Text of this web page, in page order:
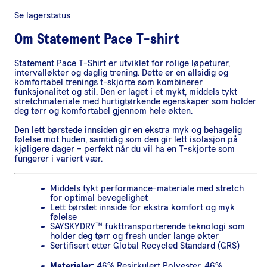
Se lagerstatus
Om Statement Pace T-shirt
Statement Pace T-Shirt er utviklet for rolige løpeturer,
intervalløkter og daglig trening. Dette er en allsidig og
komfortabel trenings t-skjorte som kombinerer
funksjonalitet og stil. Den er laget i et mykt, middels tykt
stretchmateriale med hurtigtørkende egenskaper som holder
deg tørr og komfortabel gjennom hele økten.
Den lett børstede innsiden gir en ekstra myk og behagelig
følelse mot huden, samtidig som den gir lett isolasjon på
kjøligere dager – perfekt når du vil ha en T-skjorte som
fungerer i variert vær.
Middels tykt performance-materiale med stretch
for optimal bevegelighet
Lett børstet innside for ekstra komfort og myk
følelse
SAYSKYDRY™ fukttransporterende teknologi som
holder deg tørr og fresh under lange økter
Sertifisert etter Global Recycled Standard (GRS)